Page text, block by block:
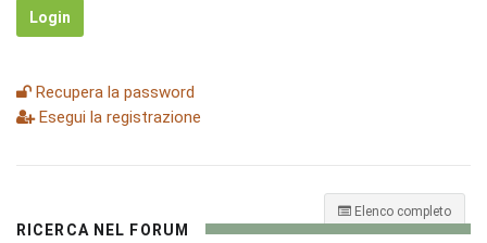
Login
Recupera la password
Esegui la registrazione
Elenco completo
RICERCA NEL FORUM